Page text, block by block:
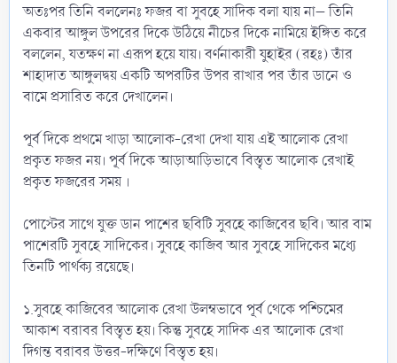
অতঃপর তিনি বললেনঃ ফজর বা সুবহে সাদিক বলা যায় না– তিনি
একবার আঙ্গুল উপরের দিকে উঠিয়ে নীচের দিকে নামিয়ে ইঙ্গিত করে
বললেন, যতক্ষণ না এরূপ হয়ে যায়। বর্ণনাকারী যুহাইর (রহঃ) তাঁর
শাহাদাত আঙ্গুলদ্বয় একটি অপরটির উপর রাখার পর তাঁর ডানে ও
বামে প্রসারিত করে দেখালেন।
পূর্ব দিকে প্রথমে খাড়া আলোক-রেখা দেখা যায় এই আলোক রেখা
প্রকৃত ফজর নয়। পূর্ব দিকে আড়াআড়িভাবে বিস্তৃত আলোক রেখাই
প্রকৃত ফজরের সময় ।
পোস্টের সাথে যুক্ত ডান পাশের ছবিটি সুবহে কাজিবের ছবি। আর বাম
পাশেরটি সুবহে সাদিকের। সুবহে কাজিব আর সুবহে সাদিকের মধ্যে
তিনটি পার্থক্য রয়েছে।
১.সুবহে কাজিবের আলোক রেখা উলম্বভাবে পূর্ব থেকে পশ্চিমের
আকাশ বরাবর বিস্তৃত হয়। কিন্তু সুবহে সাদিক এর আলোক রেখা
দিগন্ত বরাবর উত্তর-দক্ষিণে বিস্তৃত হয়।